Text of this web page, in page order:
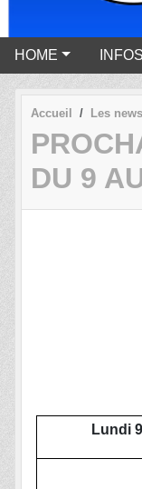
HOME
Accueil Les news
DU 9
Lundi 9